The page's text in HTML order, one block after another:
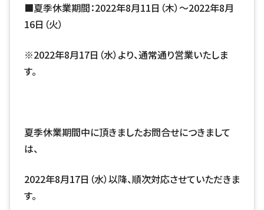
■夏季休業期間：2022年8月11日（木）～2022年8月
16日（火）
※2022年8月17日（水）より、通常通り営業いたしま
す。
夏季休業期間中に頂きましたお問合せにつきまして
は、
2022年8月17日（水）以降、順次対応させていただきま
す。